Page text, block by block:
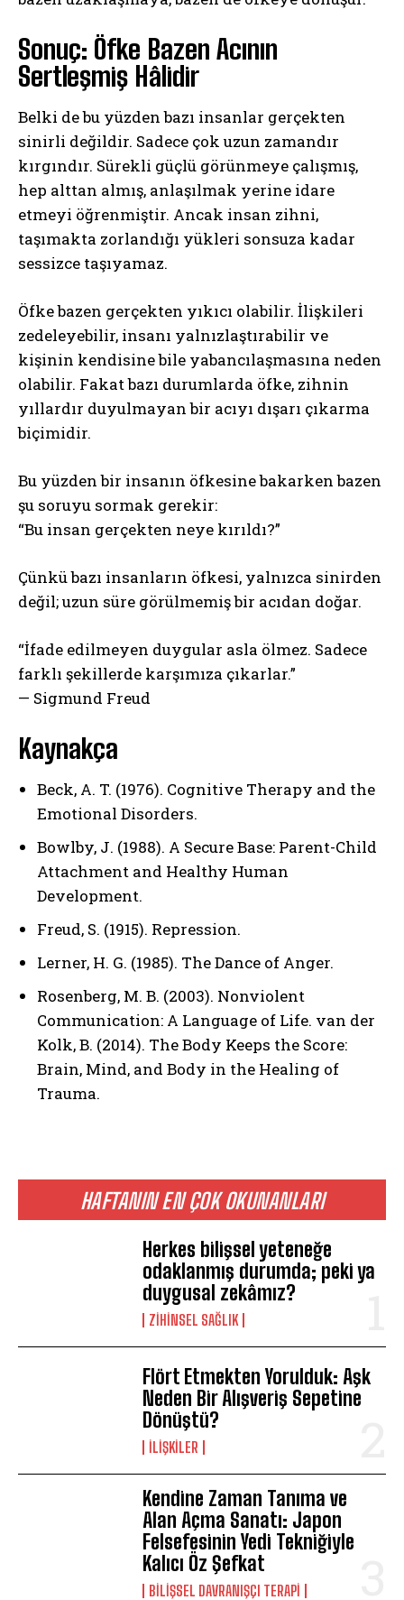
ABONE OL
Gizlilik politikasınıokudum, onaylıyorum.
HAFTANIN EN ÇOK OKUNANLARI
Herkes bilişsel yeteneğe
odaklanmış durumda; peki ya
duygusal zekâmız?
ZIHINSEL SAĞLIK
Flört Etmekten Yorulduk: Aşk
Neden Bir Alışveriş Sepetine
Dönüştü?
İLIŞKILER
Kendine Zaman Tanıma ve
Alan Açma Sanatı: Japon
Felsefesinin Yedi Tekniğiyle
Kalıcı Öz Şefkat
BILIŞSEL DAVRANIŞÇI TERAPI
Sonuç: Öfke Bazen Acının
Sertleşmiş Hâlidir
Belki de bu yüzden bazı insanlar gerçekten
sinirli değildir. Sadece çok uzun zamandır
kırgındır. Sürekli güçlü görünmeye çalışmış,
hep alttan almış, anlaşılmak yerine idare
etmeyi öğrenmiştir. Ancak insan zihni,
taşımakta zorlandığı yükleri sonsuza kadar
sessizce taşıyamaz.
Öfke bazen gerçekten yıkıcı olabilir. İlişkileri
zedeleyebilir, insanı yalnızlaştırabilir ve
kişinin kendisine bile yabancılaşmasına neden
olabilir. Fakat bazı durumlarda öfke, zihnin
yıllardır duyulmayan bir acıyı dışarı çıkarma
biçimidir.
Bu yüzden bir insanın öfkesine bakarken bazen
şu soruyu sormak gerekir:
“Bu insan gerçekten neye kırıldı?”
Çünkü bazı insanların öfkesi, yalnızca sinirden
değil; uzun süre görülmemiş bir acıdan doğar.
“İfade edilmeyen duygular asla ölmez. Sadece
farklı şekillerde karşımıza çıkarlar.”
— Sigmund Freud
Kaynakça
Beck, A. T. (1976). Cognitive Therapy and the
Emotional Disorders.
Bowlby, J. (1988). A Secure Base: Parent-Child
Attachment and Healthy Human
Development.
Freud, S. (1915). Repression.
Lerner, H. G. (1985). The Dance of Anger.
Rosenberg, M. B. (2003). Nonviolent
Communication: A Language of Life. van der
Kolk, B. (2014). The Body Keeps the Score:
Brain, Mind, and Body in the Healing of
Trauma.